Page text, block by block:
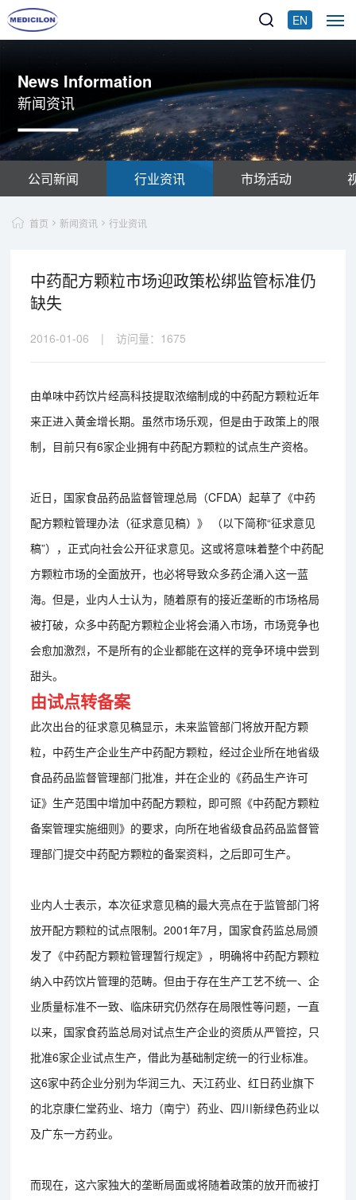
EN
News Information
新闻资讯
公司新闻 行业资讯 市场活动
首页 新闻资讯 行业资讯
中药配方颗粒市场迎政策松绑监管标准仍
缺失
2016-01-06 | 访问量： 1675
由单味中药饮片经高科技提取浓缩制成的中药配方颗粒近年
来正进入黄金增长期。虽然市场乐观，但是由于政策上的限
制，目前只有6家企业拥有中药配方颗粒的试点生产资格。
近日，国家食品药品监督管理总局（CFDA）起草了《中药
配方颗粒管理办法（征求意见稿）》 （以下简称“征求意见
稿”），正式向社会公开征求意见。这或将意味着整个中药配
方颗粒市场的全面放开，也必将导致众多药企涌入这一蓝
海。但是，业内人士认为，随着原有的接近垄断的市场格局
被打破，众多中药配方颗粒企业将会涌入市场，市场竞争也
会愈加激烈，不是所有的企业都能在这样的竞争环境中尝到
甜头。
由试点转备案
此次出台的征求意见稿显示，未来监管部门将放开配方颗
粒，中药生产企业生产中药配方颗粒，经过企业所在地省级
食品药品监督管理部门批准，并在企业的《药品生产许可
证》生产范围中增加中药配方颗粒，即可照《中药配方颗粒
备案管理实施细则》的要求，向所在地省级食品药品监督管
理部门提交中药配方颗粒的备案资料，之后即可生产。
业内人士表示，本次征求意见稿的最大亮点在于监管部门将
放开配方颗粒的试点限制。2001年7月，国家食药监总局颁
发了《中药配方颗粒管理暂行规定》，明确将中药配方颗粒
纳入中药饮片管理的范畴。但由于存在生产工艺不统一、企
业质量标准不一致、临床研究仍然存在局限性等问题，一直
以来，国家食药监总局对试点生产企业的资质从严管控，只
批准6家企业试点生产，借此为基础制定统一的行业标准。
这6家中药企业分别为华润三九、天江药业、红日药业旗下
的北京康仁堂药业、培力（南宁）药业、四川新绿色药业以
及广东一方药业。
而现在，这六家独大的垄断局面或将随着政策的放开而被打